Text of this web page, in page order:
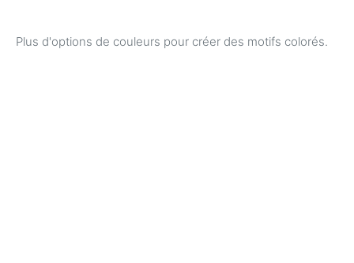
Plus d'options de couleurs pour créer des motifs colorés.